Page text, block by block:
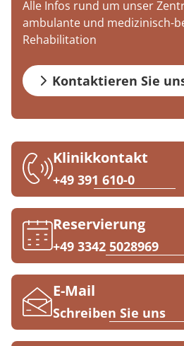
Blog
Veranstaltungen
Downloads
Kontakt
Kosten & Kostenträger
Zuzahlung & Befreiung
Checkliste zum Start
Kinder-und Jugendreha
Gastroenterologie
Gynäkologie
HTS & Cochlea
Long Covid
Onkologie
Pneumologie
Rheumatologie
Prävention
Nachsorge
Qualität & Expertise
Energiepolitik
Publikationsdatenbank
Ihr Weg zu MEDIAN
Kosten & Kostenträger
Zuzahlung & Befreiung
Reha FAQ
Über MEDIAN
Kooperationen
Presse
Blog
Karriere
Alle Infos rund um unser
ambulante und medizinisch-
Rehabilitation
Kontaktieren Sie
Klinikkontakt
+49 391 610-0
Reservierung
+49 3342 5028969
E-Mail
Schreiben Sie uns